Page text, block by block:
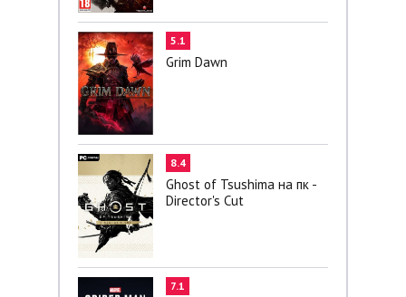
5.1
Grim Dawn
8.4
Ghost of Tsushima на пк -
Director's Cut
7.1